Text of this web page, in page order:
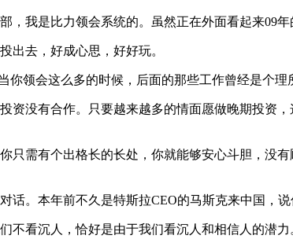
是比力领会系统的。虽然正在外面看起来09年
去，好成心思，好好玩。
领会这么多的时候，后面的那些工作曾经是个理
没有合作。只要越来越多的情面愿做晚期投资
需有个出格长的长处，你就能够安心斗胆，没
本年前不久是特斯拉CEO的马斯克来中国，说
看沉人，恰好是由于我们看沉人和相信人的潜力